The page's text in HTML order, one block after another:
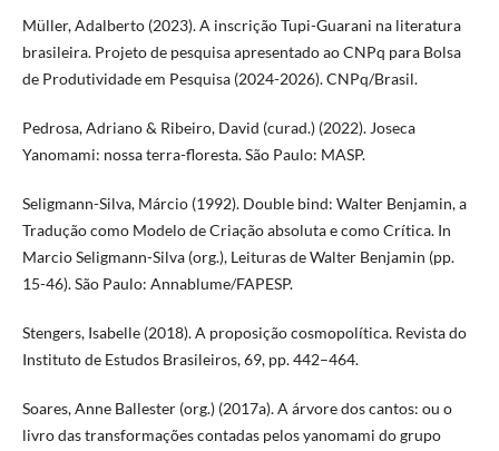
Müller, Adalberto (2023). A inscrição Tupi-Guarani na literatura
brasileira. Projeto de pesquisa apresentado ao CNPq para Bolsa
de Produtividade em Pesquisa (2024-2026). CNPq/Brasil.
Pedrosa, Adriano & Ribeiro, David (curad.) (2022). Joseca
Yanomami: nossa terra-floresta. São Paulo: MASP.
Seligmann-Silva, Márcio (1992). Double bind: Walter Benjamin, a
Tradução como Modelo de Criação absoluta e como Crítica. In
Marcio Seligmann-Silva (org.), Leituras de Walter Benjamin (pp.
15-46). São Paulo: Annablume/FAPESP.
Stengers, Isabelle (2018). A proposição cosmopolítica. Revista do
Instituto de Estudos Brasileiros, 69, pp. 442–464.
Soares, Anne Ballester (org.) (2017a). A árvore dos cantos: ou o
livro das transformações contadas pelos yanomami do grupo